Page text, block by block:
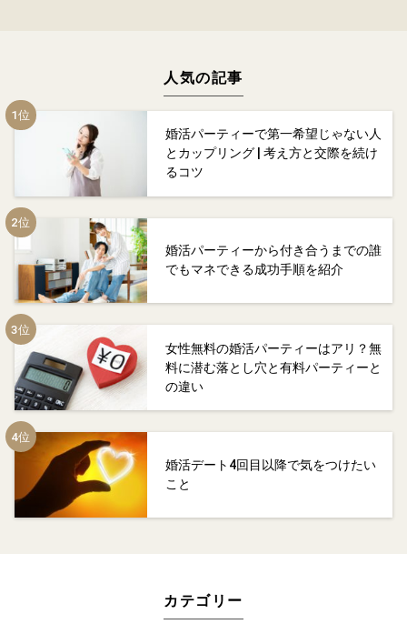
人気の記事
婚活パーティーで第一希望じゃない人
とカップリング | 考え方と交際を続け
るコツ
婚活パーティーから付き合うまでの誰
でもマネできる成功手順を紹介
女性無料の婚活パーティーはアリ？無
料に潜む落とし穴と有料パーティーと
の違い
婚活デート4回目以降で気をつけたい
こと
カテゴリー